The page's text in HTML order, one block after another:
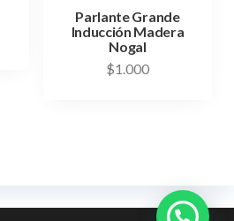
Parlante Grande
Inducción Madera
Nogal
$1.000